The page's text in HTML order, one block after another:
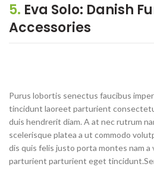
5. Eva Solo: Danish
Accessories
Purus lobortis senectus faucibus
tincidunt laoreet parturient
duis hendrerit diam. A at nec rutrum
scelerisque platea a ut commodo
dis quis felis justo porta montes nam
parturient parturient eget